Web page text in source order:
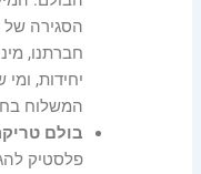
הסגירה של
חברתנו,
יחידות,
המשלוח
בולם
פלסטיק